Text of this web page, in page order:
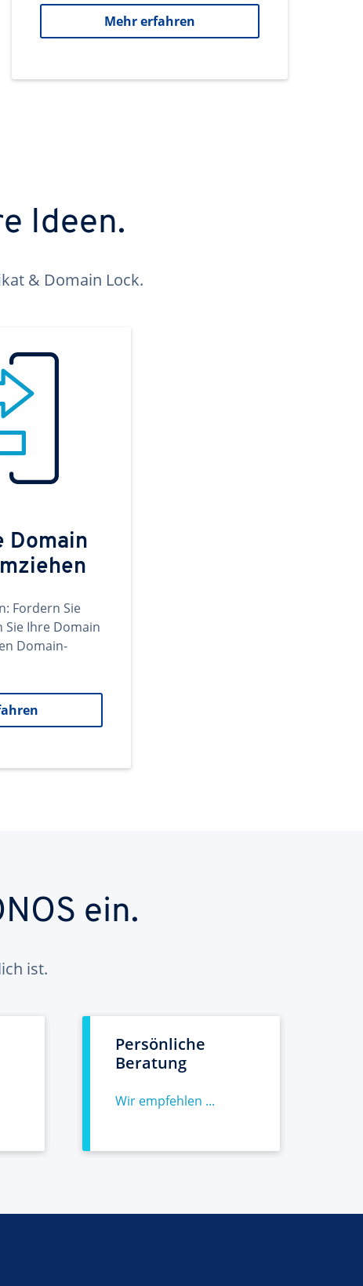
Mehr erfahren
Ideen.
& Domain Lock.
Domain
Fordern Sie
Sie Ihre Domain
Domain-
ein.
ist.
Persönliche
Beratung
Wir empfehlen ...